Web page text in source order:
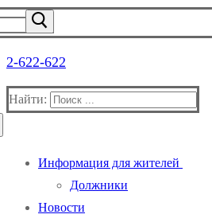
2-622-622
Найти:
Информация для жителей
Должники
Новости